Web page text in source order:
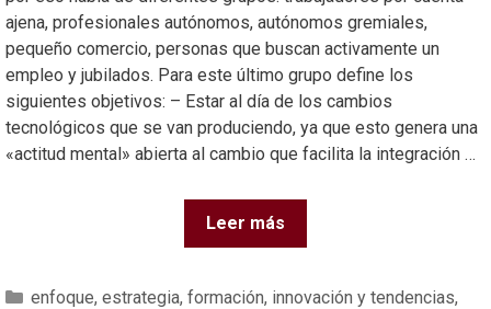
ajena, profesionales autónomos, autónomos gremiales,
pequeño comercio, personas que buscan activamente un
empleo y jubilados. Para este último grupo define los
siguientes objetivos: – Estar al día de los cambios
tecnológicos que se van produciendo, ya que esto genera una
«actitud mental» abierta al cambio que facilita la integración …
Leer más
enfoque, estrategia, formación, innovación y tendencias,